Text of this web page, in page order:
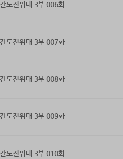
간도진위대 3부 006화
간도진위대 3부 007화
간도진위대 3부 008화
간도진위대 3부 009화
간도진위대 3부 010화